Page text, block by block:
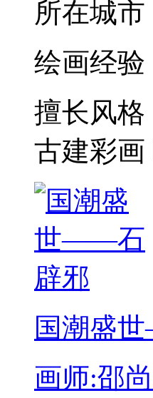
所在城市
绘画经验
擅长风格
古建彩画
国潮盛
画师:邵